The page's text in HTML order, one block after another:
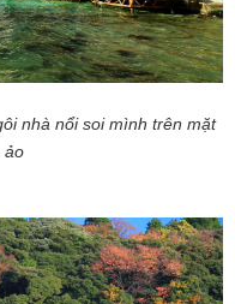
nhà nổi soi mình trên mặt
ảo